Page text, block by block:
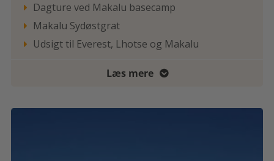
 Dagture ved Makalu basecamp
 Makalu Sydøstgrat
 Udsigt til Everest, Lhotse og Makalu
Læs mere 